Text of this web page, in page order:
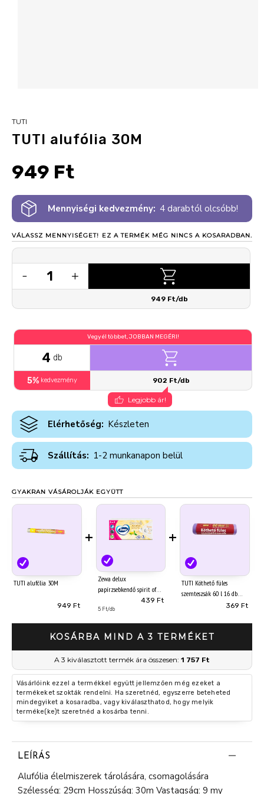
TUTI
TUTI alufólia 30M
949 Ft
Mennyiségi kedvezmény: 4 darabtól olcsóbb!
VÁLASSZ MENNYISÉGET! EZ A TERMÉK MÉG NINCS A KOSARADBAN.
- 1 +
949 Ft/db
Vegyél többet, JOBBAN MEGÉRI!
4 db
5% kedvezmény 902 Ft/db
Legjobb ár!
Elérhetőség: Készleten
Szállítás: 1-2 munkanapon belül
GYAKRAN VÁSÁROLJÁK EGYÜTT
TUTI alufólia 30M
949 Ft
+
Zewa delux
papírzsebkendő spirit of
tea 3 rétegű 90 db439 Ft
5 Ft/db
+
TUTI Köthető füles
szemteszsák 60 l 16 db
369 Ft
KOSÁRBA MIND A 3 TERMÉKET
A 3 kiválasztott termék ára összesen: 1 757 Ft
Vásárlóink ezzel a termékkel együtt jellemzően még ezeket a
termékeket szokták rendelni. Ha szeretnéd, egyszerre beteheted
mindegyiket a kosaradba, vagy kiválaszthatod, hogy melyik
terméke(ke)t szeretnéd a kosárba tenni.
LEÍRÁS
Alufólia élelmiszerek tárolására, csomagolására
Szélesség: 29cm Hosszúság: 30m Vastagság: 9 my